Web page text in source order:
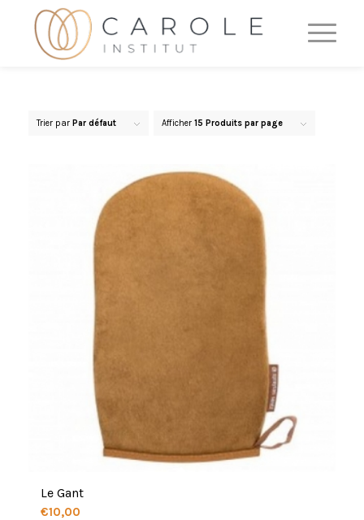
Trier par Par défaut Afficher 15 Produits par page
Le Gant
€10,00